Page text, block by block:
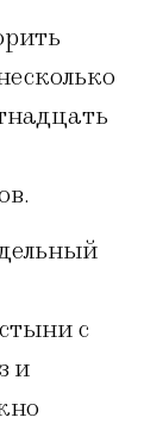
с
и